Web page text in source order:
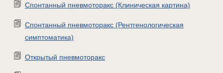
Спонтанный пневмоторакс (Клиническая картина)
Спонтанный пневмоторакс (Рентгенологическая
симптоматика)
Открытый пневмоторакс